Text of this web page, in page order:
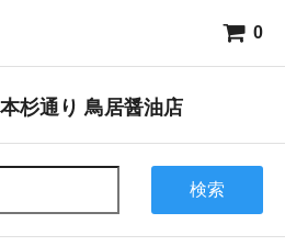
0
杉通り 鳥居醤油店
検索